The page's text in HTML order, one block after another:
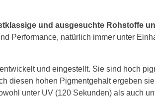
und ausgesuchte Rohstoffe
Performance, natürlich immer unter
und eingestellt. Sie sind hoch
diesen hohen Pigmentgehalt ergeben
unter UV (120 Sekunden) als auch